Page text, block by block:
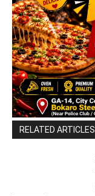
RELATED ARTICLES